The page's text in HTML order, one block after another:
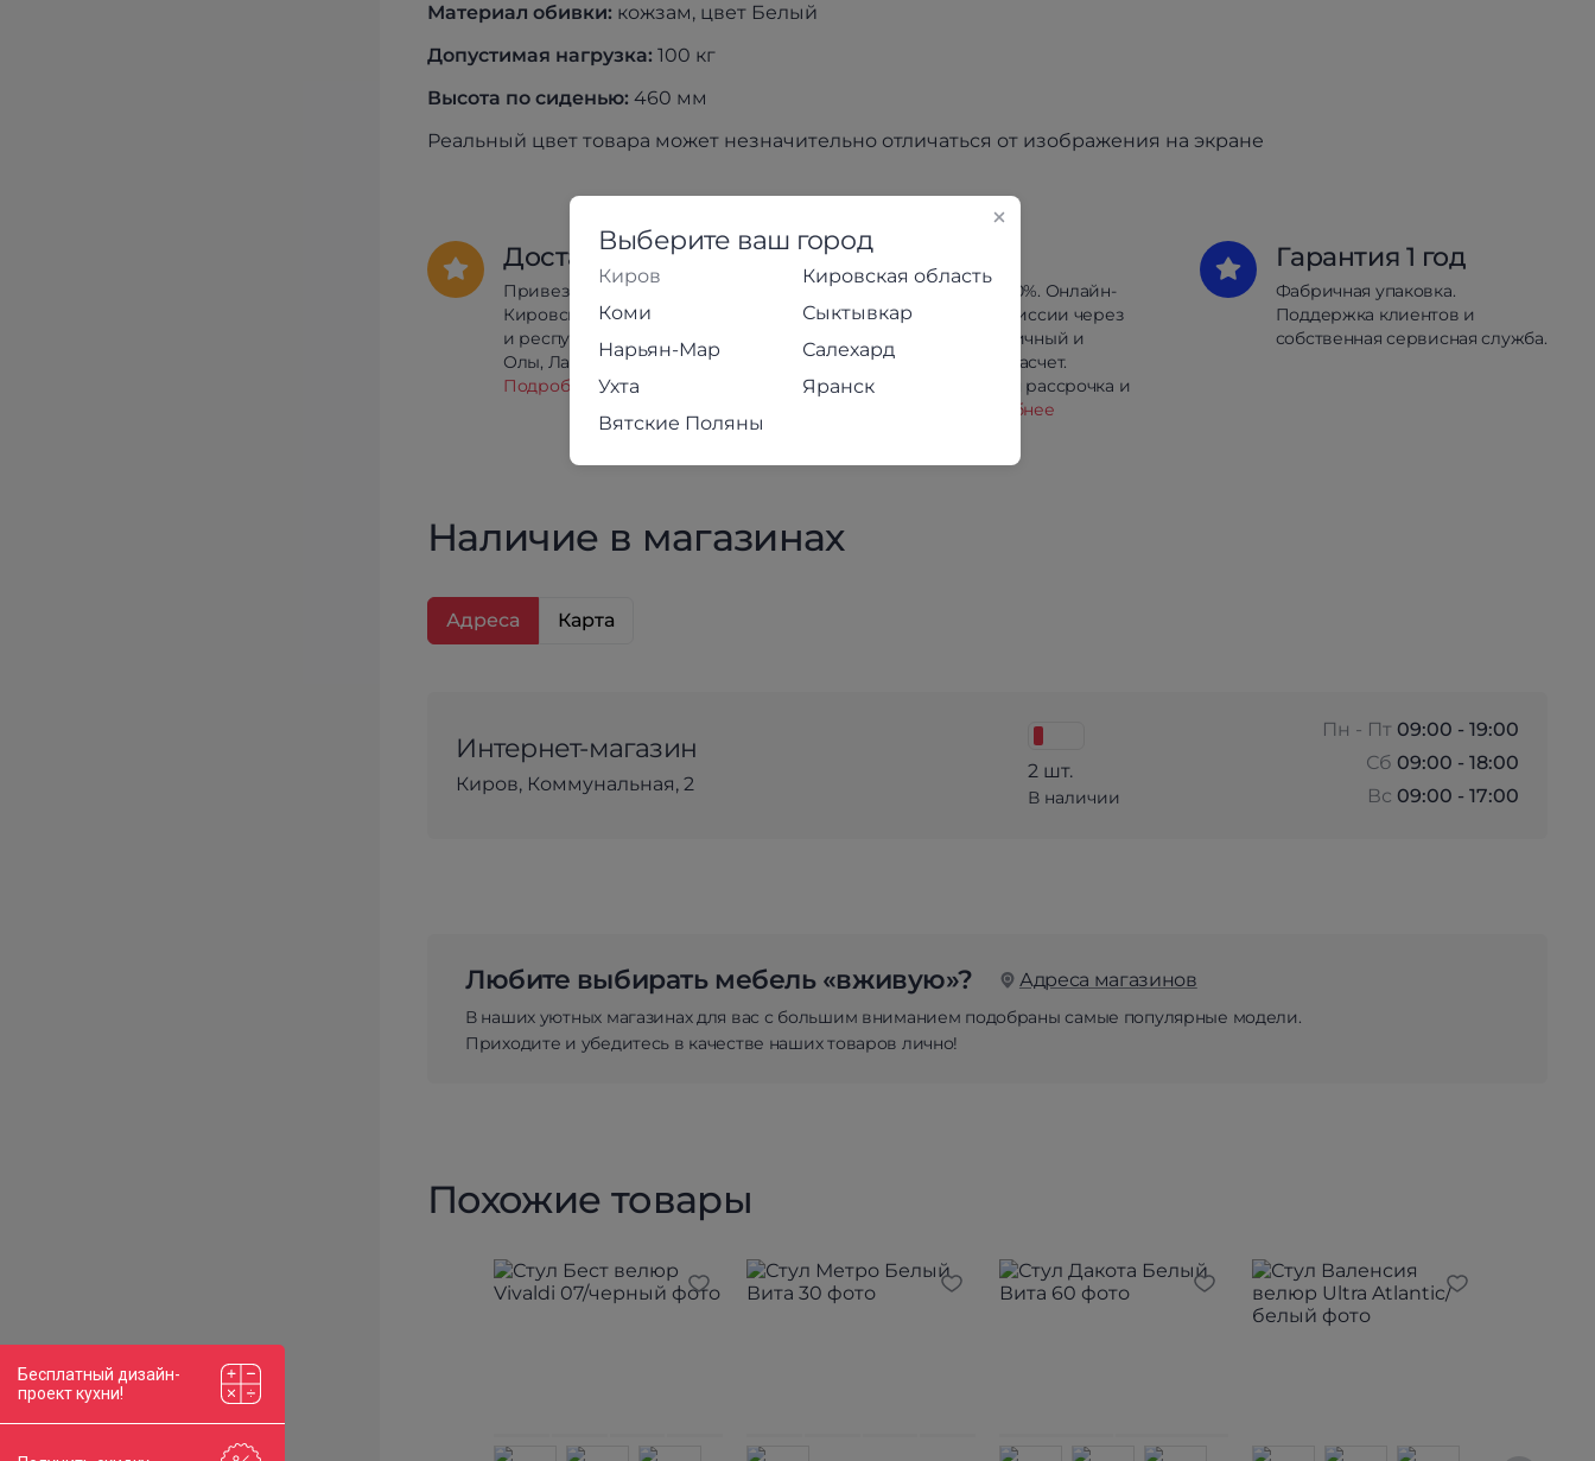
Материал обивки: кожзам, цвет Белый
Допустимая нагрузка: 100 кг
Высота по сиденью: 460 мм
Реальный цвет товара может незначительно отличаться от изображения на экране
Доставка
Привезём в любой район
Кировской области
и республики Коми, Йошкар-
Олы, Лабытнанги и Салехарда.
Подробнее
Предоплата 100%. Онлайн-
оплата без комиссии через
Сбербанк. Наличный и
безналичный расчет.
Беспроцентная рассрочка и
Подробнее
Гарантия 1 год
Фабричная упаковка.
Поддержка клиентов и
собственная сервисная служба.
Наличие в магазинах
Адреса Карта
Интернет-магазин
Киров, Коммунальная, 2
2 шт.
В наличии
Пн - Пт 09:00 - 19:00
Сб 09:00 - 18:00
Вс 09:00 - 17:00
Любите выбирать мебель «вживую»? Адреса магазинов
В наших уютных магазинах для вас с большим вниманием подобраны самые популярные модели.
Приходите и убедитесь в качестве наших товаров лично!
Похожие товары
Выберите ваш город
Киров
Кировская область
Коми
Сыктывкар
Нарьян-Мар
Салехард
Ухта
Яранск
Вятские Поляны
Бесплатный дизайн-
проект кухни!